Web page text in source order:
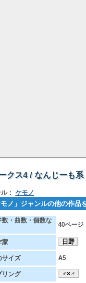
クス4 / なんじーも系
： ケモノ
モノ」ジャンルの他の作品
数・曲数・個数な
40ページ
家 日野
サイズ A5
リング ♂×♂